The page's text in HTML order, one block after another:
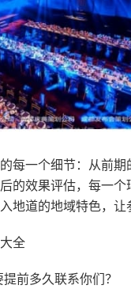
每一个细节：从前
的效果评估，每一
地道的地域特色，
全
前多久联系你们？